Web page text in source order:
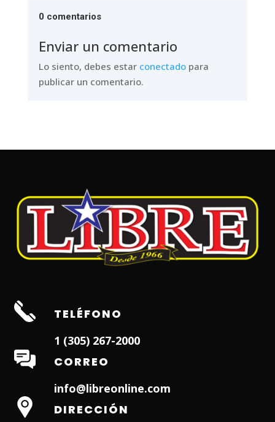
0 comentarios
Enviar un comentario
Lo siento, debes estar conectadopara
publicar un comentario.
TELÉFONO
1 (305) 267-2000
CORREO
info@libreonline.com
DIRECCIÓN